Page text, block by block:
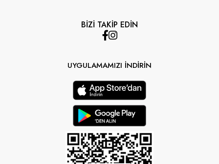
BİZİ TAKİP EDİN
UYGULAMAMIZI İNDİRİN